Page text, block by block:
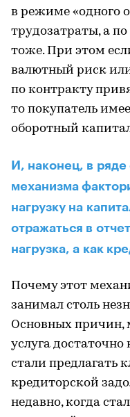
в режиме «одного
трудозатраты, а
тоже. При этом
валютный риск
по контракту
то покупатель
оборотный
И, наконец, в ряде
механизма
нагрузку на
отражаться в
нагрузка, а как
Почему этот
занимал столь
Основных причин,
услуга
стали предлагать
кредиторской
недавно, когда